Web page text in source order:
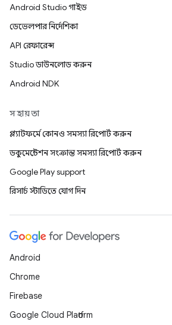
Android Studio গাইড
ডেভেলপার নির্দেশিকা
API রেফারেন্স
Studio ডাউনলোড করুন
Android NDK
সহায়তা
প্ল্যাটফর্মে কোনও সমস্যা রিপোর্ট করুন
ডকুমেন্টেশন সংক্রান্ত সমস্যা রিপোর্ট করুন
Google Play support
রিসার্চ স্টাডিতে যোগ দিন
Android
Chrome
Firebase
Google Cloud Platform